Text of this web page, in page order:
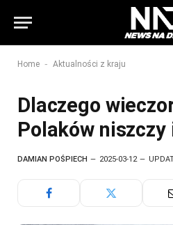
Home - Aktualności z kraju
Dlaczego
Polaków niszczy
DAMIAN POŚPIECH 2025-03-12